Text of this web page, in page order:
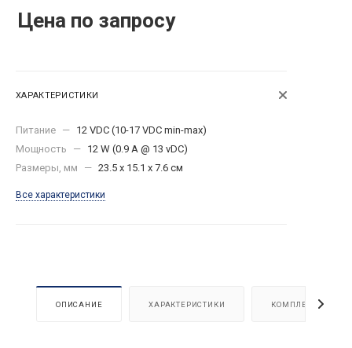
Цена по запросу
ХАРАКТЕРИСТИКИ
Питание — 12 VDC (10-17 VDC min-max)
Мощность
— 12 W (0.9 A @ 13 vDC)
Размеры, мм
— 23.5 x 15.1 x 7.6 см
Все характеристики
ОПИСАНИЕ ХАРАКТЕРИСТИКИ КОМПЛЕКТАЦИЯ